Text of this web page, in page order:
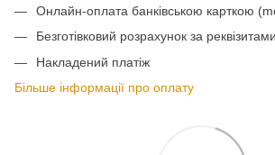
Онлайн-оплата банківською карткою
Безготівковий розрахунок за реквізитами
Накладений платіж
Більше інформації про оплату